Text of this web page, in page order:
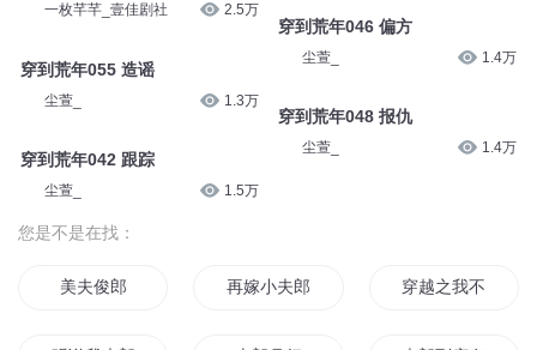
一枚芊芊_壹佳剧社 2.5万
穿到荒年055 造谣
尘萱_ 1.3万
穿到荒年042 跟踪
尘萱_ 1.5万
穿到荒年046 偏方
尘萱_ 1.4万
穿到荒年048 报仇
尘萱_ 1.4万
您是不是在找：
美夫俊郎 再嫁小夫郎 穿越之我不是武